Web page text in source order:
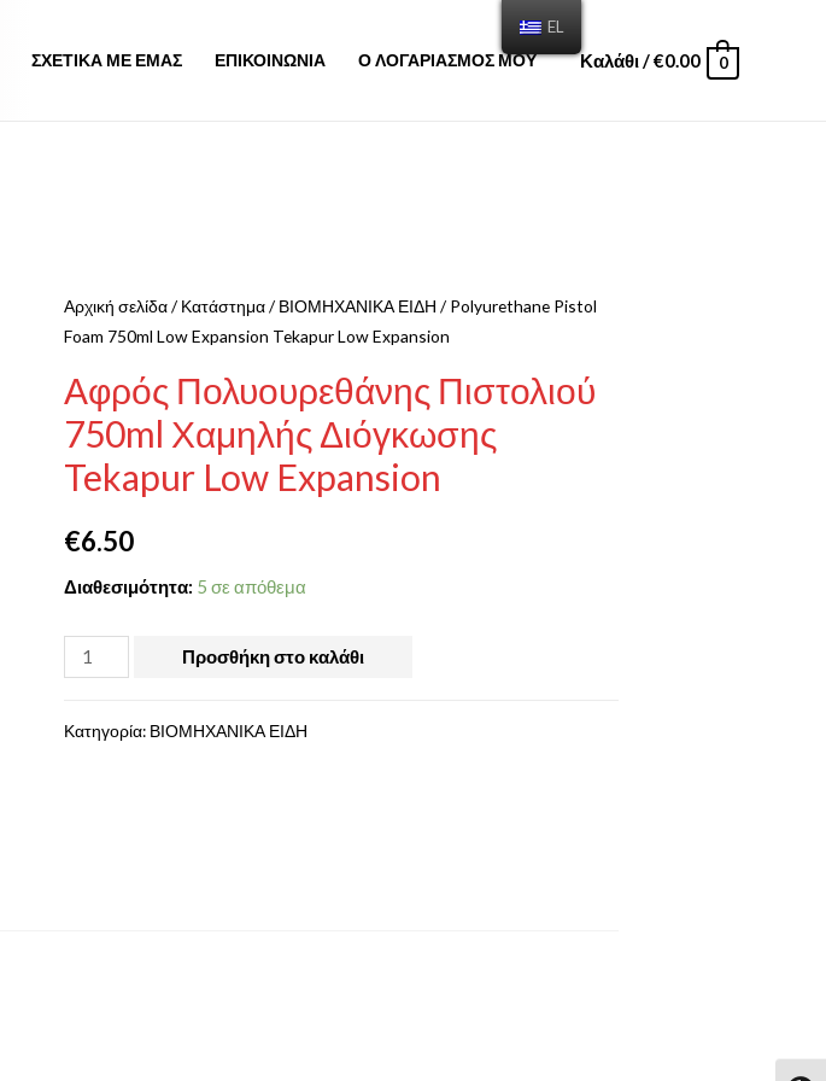
ΣΧΕΤΙΚΑ ΜΕ ΕΜΑΣ ΕΠΙΚΟΙΝΩΝΙΑ Ο ΛΟΓΑΡΙΑΣΜΟΣ ΜΟΥ Καλάθι/€0.00 0
Αρχική σελίδα/ Κατάστημα/ ΒΙΟΜΗΧΑΝΙΚΑ ΕΙΔΗ / Polyurethane Pistol
Foam 750ml Low Expansion Tekapur Low Expansion
Αφρός Πολυουρεθάνης Πιστολιού
750ml Χαμηλής Διόγκωσης
Tekapur Low Expansion
€6.50
Διαθεσιμότητα: 5 σε απόθεμα
Προσθήκη στο καλάθι
Κατηγορία: ΒΙΟΜΗΧΑΝΙΚΑ ΕΙΔΗ
EL